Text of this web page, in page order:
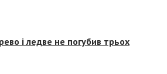
і ледве не погубив трьох